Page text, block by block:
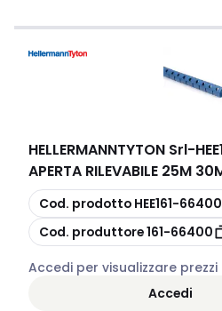
HELLERMANNTYTON Srl-
APERTA RILEVABILE 25M
copia
Cod. prodotto HEE161-66400
copia
Cod. produttore161-66400
Accedi per visualizzare
Accedi